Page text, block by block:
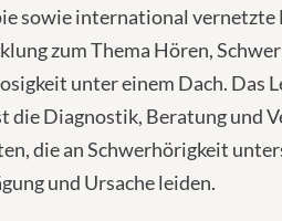
sowie international vernetzte
zum Thema Hören,
unter einem Dach. Das
die Diagnostik, Beratung und
die an Schwerhörigkeit
und Ursache leiden.